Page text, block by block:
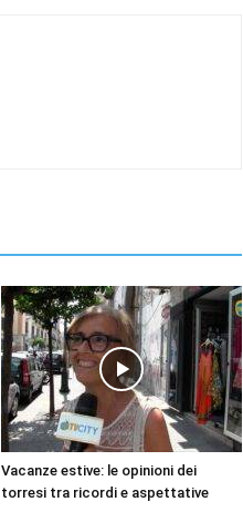
Vacanze estive: le opinioni dei
torresi tra ricordi e aspettative